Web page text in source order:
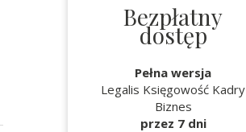
Bezpłatny
dostęp
Pełna wersja
Legalis Księgowość Kadry
Biznes
przez 7 dni